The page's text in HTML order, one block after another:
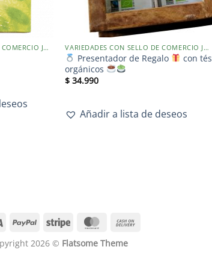
VARIEDADES CON SELLO DE COMERCIO JUSTO VARIEDADES CON SELLO DE COMERCIO JUSTO
Presentador de Regalo
con tés
orgánicos
$ 34.990
Añadir a lista de deseos
2026 © Flatsome Theme